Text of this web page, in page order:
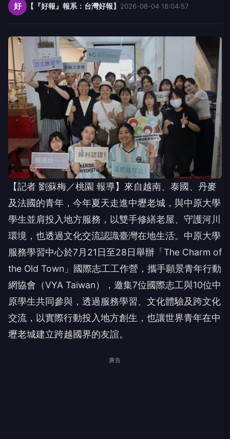
好 【『好報』報系：台灣好報】 2026-08-04 18:04:57
【記者 劉蘇梅／桃園 報導】來自越南、泰國、丹麥
及法國的青年，今年夏天走進中壢老城，與中原大學
學生並肩投入地方服務，以雙手修繕老屋、守護河川
環境，也透過文化交流認識臺灣在地生活。中原大學
服務學習中心於7月21日至28日舉辦「The Charm of
the Old Town」國際志工工作營，攜手願景青年行動
網協會（VYA Taiwan），邀集7位國際志工與10位中
原學生共同參與，透過服務學習、文化體驗及跨文化
交流，以實際行動投入地方創生，也讓世界青年在中
壢老城建立跨越國界的友誼。
廣告